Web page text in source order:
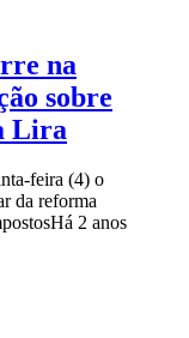
na
sobre
Lira
feira (4) o
da reforma
Há 2 anos